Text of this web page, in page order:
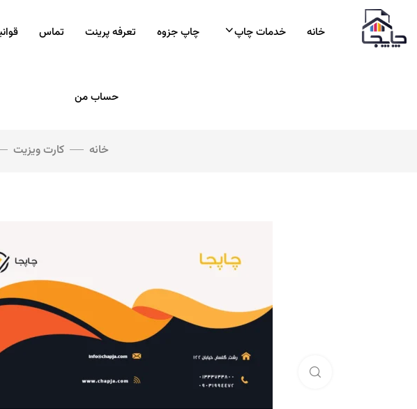
خانه خدمات چاپ چاپ جزوه تعرفه پرینت تماس
حساب من
خانه کارت ویزیت
برای بزرگنمایی کلیک کنید